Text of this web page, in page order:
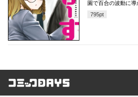
園で百合の波動に導
795pt
コミックDAYS